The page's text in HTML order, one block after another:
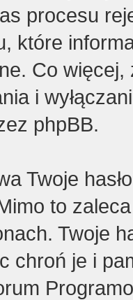
procesu
które
Co
i
phpBB.
Twoje
to
Twoje
chroń je i